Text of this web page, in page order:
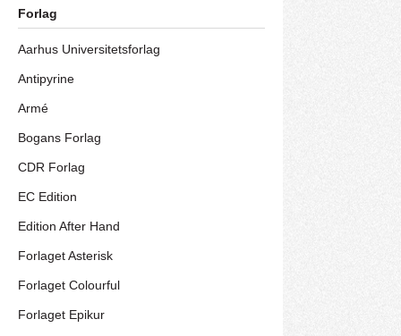
Forlag
Aarhus Universitetsforlag
Antipyrine
Armé
Bogans Forlag
CDR Forlag
EC Edition
Edition After Hand
Forlaget Asterisk
Forlaget Colourful
Forlaget Epikur